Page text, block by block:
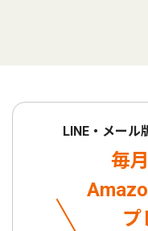
LINE・メール
毎
プ